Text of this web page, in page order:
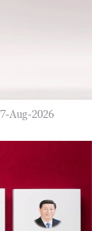
Aug-2026